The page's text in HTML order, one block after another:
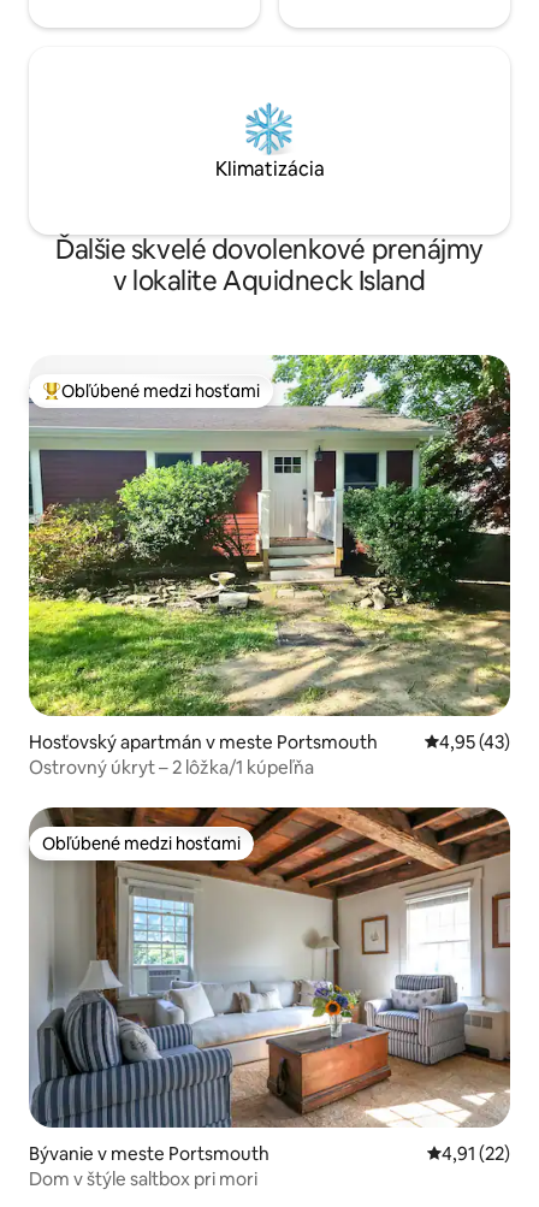
Klimatizácia
Ďalšie skvelé dovolenkové prenájmy
v lokalite Aquidneck Island
Najobľúbenejšie medzi hosťami
Obľúbené medzi hosťami
Hosťovský apartmán v meste Portsmouth Priemerné
4,95 (43)
Ostrovný úkryt – 2 lôžka/1 kúpeľňa
Obľúbené medzi hosťami
Obľúbené medzi hosťami
Bývanie v meste Portsmouth Priemerné
4,91 (22)
Dom v štýle saltbox pri mori